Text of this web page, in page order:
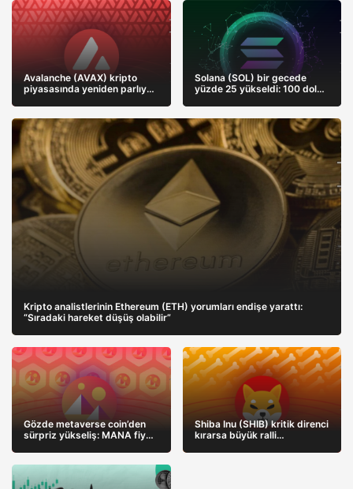
Avalanche (AVAX) kripto
piyasasında yeniden parlıyor:
yükseltebilir?
Solana (SOL) bir gecede
yüzde 25 yükseldi: 100 dolar
Kripto analistlerinin Ethereum (ETH) yorumları endişe yarattı:
“Sıradaki hareket düşüş olabilir”
Gözde metaverse coin’den
sürpriz yükseliş: MANA fiyat
Shiba Inu (SHIB) kritik direnci
kırarsa büyük ralli